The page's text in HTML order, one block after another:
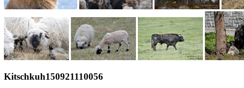
Kitschkuh150921110056